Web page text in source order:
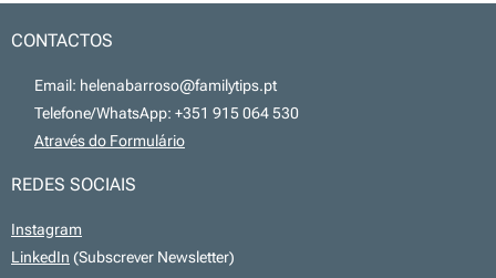
CONTACTOS
📧 Email: helenabarroso@familytips.pt
📞 Telefone/WhatsApp: +351 915 064 530
Através do Formulário
REDES SOCIAIS
Instagram
LinkedIn (Subscrever Newsletter)